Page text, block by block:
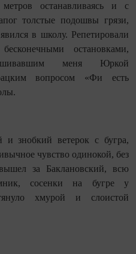
останавливаясь и с
толстые подошвы грязи,
в школу. Репетировали
остановками,
меня Юркой
вопросом «Фи есть
знобкий ветерок с бугра,
чувство одинокой, без
за Баклановский, всю
сосенки на бугре у
хмурой и слоистой